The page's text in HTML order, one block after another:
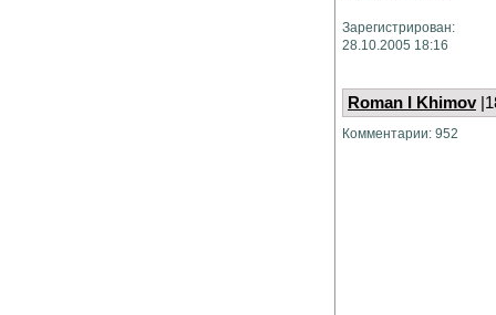
Зарегистрирован:
28.10.2005 18:16
Roman I Khimov
Комментарии: 952